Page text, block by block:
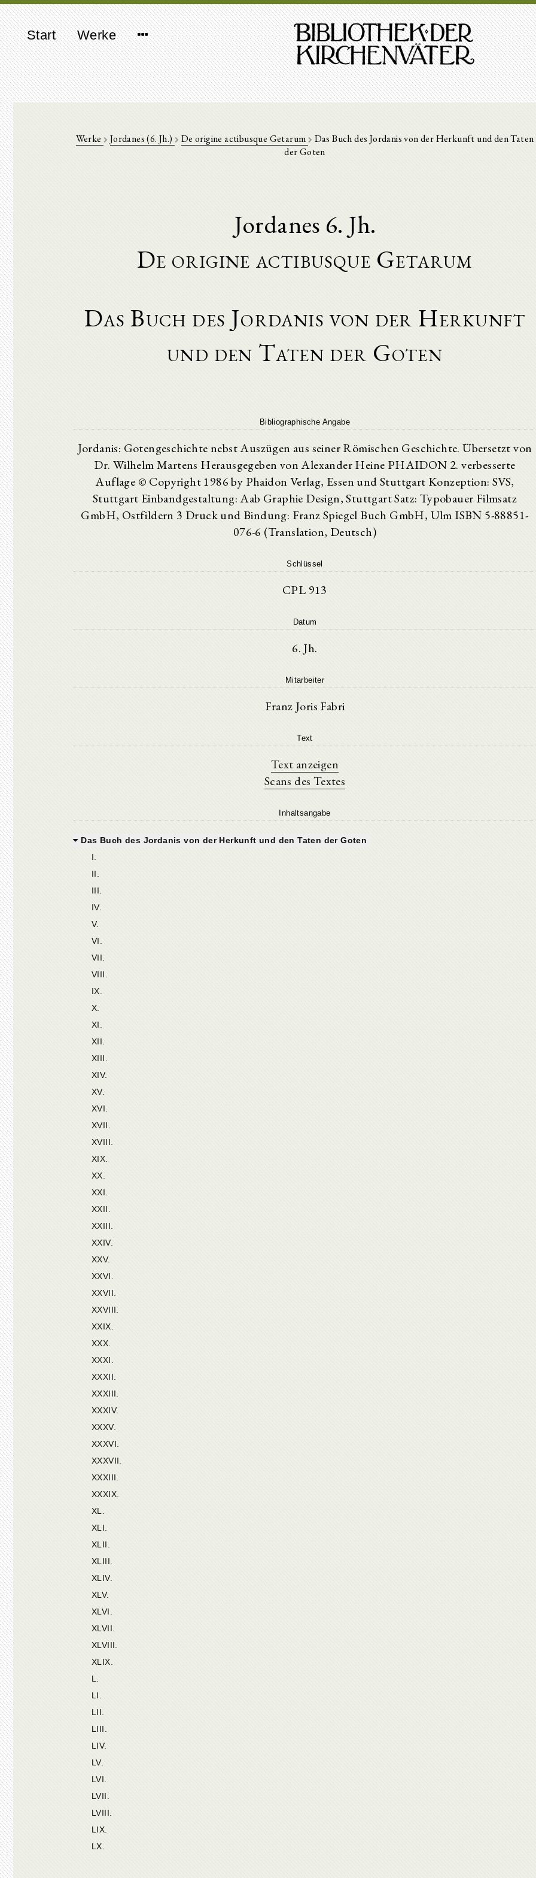
Start Werke
Werke Jordanes (6. Jh.) De origine actibusque Getarum
Das Buch des Jordanis von der Herkunft und den Taten
der Goten
Jordanes 6. Jh.
De origine actibusque Getarum
Das Buch des Jordanis von der Herkunft
und den Taten der Goten
Bibliographische Angabe
Jordanis: Gotengeschichte nebst Auszügen aus seiner Römischen Geschichte. Übersetzt von
Dr. Wilhelm Martens Herausgegeben von Alexander Heine PHAIDON 2. verbesserte
Auflage © Copyright 1986 by Phaidon Verlag, Essen und Stuttgart Konzeption: SVS,
Stuttgart Einbandgestaltung: Aab Graphie Design, Stuttgart Satz: Typobauer Filmsatz
GmbH, Ostfildern 3 Druck und Bindung: Franz Spiegel Buch GmbH, Ulm ISBN 5-88851-
076-6 (Translation, Deutsch)
Schlüssel
CPL 913
Datum
6. Jh.
Mitarbeiter
Franz Joris Fabri
Text
Text anzeigen
Scans des Textes
Inhaltsangabe
Das Buch des Jordanis von der Herkunft und den Taten der Goten
I.
II.
III.
IV.
V.
VI.
VII.
VIII.
IX.
X.
XI.
XII.
XIII.
XIV.
XV.
XVI.
XVII.
XVIII.
XIX.
XX.
XXI.
XXII.
XXIII.
XXIV.
XXV.
XXVI.
XXVII.
XXVIII.
XXIX.
XXX.
XXXI.
XXXII.
XXXIII.
XXXIV.
XXXV.
XXXVI.
XXXVII.
XXXIII.
XXXIX.
XL.
XLI.
XLII.
XLIII.
XLIV.
XLV.
XLVI.
XLVII.
XLVIII.
XLIX.
L.
LI.
LII.
LIII.
LIV.
LV.
LVI.
LVII.
LVIII.
LIX.
LX.